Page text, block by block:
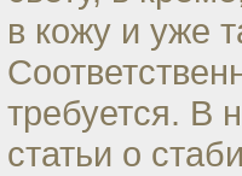
в кожу и уже
требуется. В
статьи о